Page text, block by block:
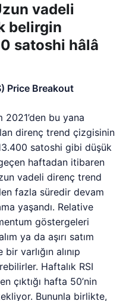
vadeli
belirgin
satoshi hâlâ
bu yana
direnç trend çizgisinin
satoshi gibi düşük
haftadan itibaren
vadeli direnç trend
fazla süredir devam
yaşandı. Relative
göstergeleri
ya da aşırı satım
varlığın alınıp
Haftalık RSI
çıktığı hafta 50’nin
Bununla birlikte,